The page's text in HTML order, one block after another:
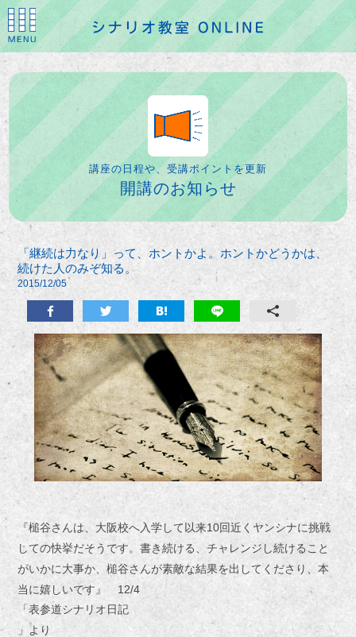
講座の日程や、受講ポイントを更新
開講のお知らせ
「継続は力なり」って、ホントかよ。ホントかどうかは、
続けた人のみぞ知る。
2015/12/05
『槌谷さんは、大阪校へ入学して以来10回近くヤンシナに挑戦
しての快挙だそうです。書き続ける、チャレンジし続けること
がいかに大事か、槌谷さんが素敵な結果を出してくださり、本
当に嬉しいです』 12/4
「表参道シナリオ日記
」より